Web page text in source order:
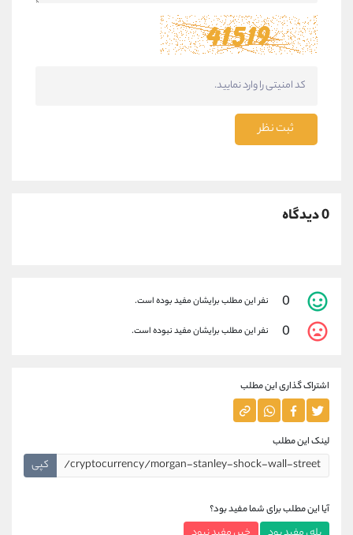
ثبت نظر
0 دیدگاه
0 نفر این مطلب برایشان مفید بوده است.
0 نفر این مطلب برایشان مفید نبوده است.
اشتراک گذاری این مطلب
لینک این مطلب
کپی
آیا این مطلب برای شما مفید بود؟